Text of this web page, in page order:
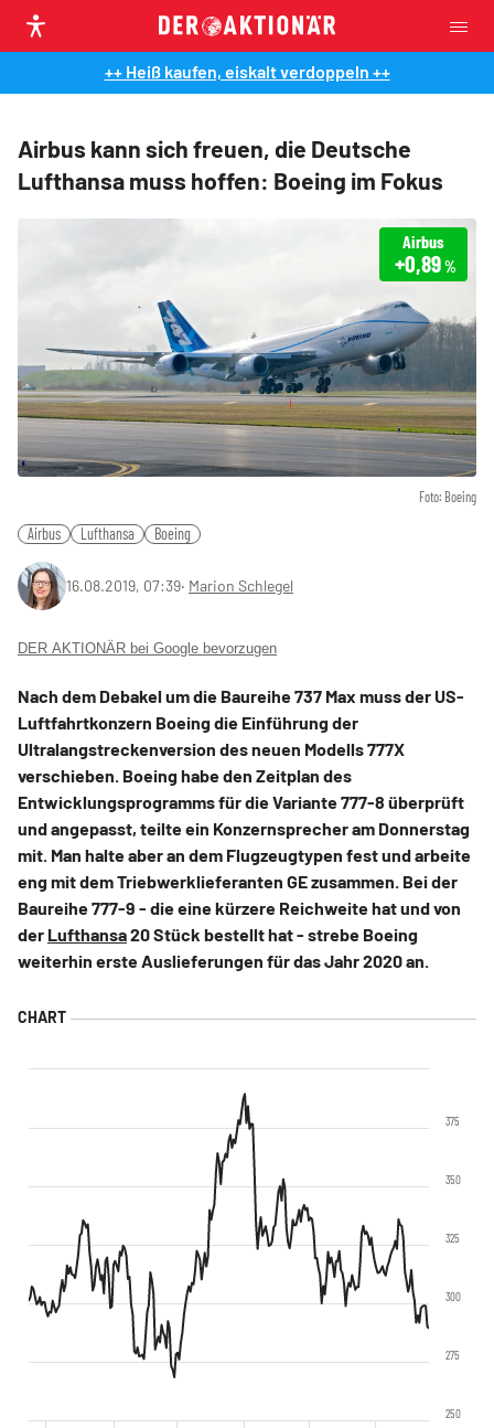
++ Heiß kaufen, eiskalt verdoppeln ++
Airbus kann sich freuen, die Deutsche
Lufthansa muss hoffen: Boeing im Fokus
Foto: Boeing
Airbus
+0,89%
Airbus Lufthansa Boeing
16.08.2019, 07:39‧ Marion Schlegel
DER AKTIONÄR bei Google bevorzugen
Nach dem Debakel um die Baureihe 737 Max muss der US-
Luftfahrtkonzern Boeing die Einführung der
Ultralangstreckenversion des neuen Modells 777X
verschieben. Boeing habe den Zeitplan des
Entwicklungsprogramms für die Variante 777-8 überprüft
und angepasst, teilte ein Konzernsprecher am Donnerstag
mit. Man halte aber an dem Flugzeugtypen fest und arbeite
eng mit dem Triebwerklieferanten GE zusammen. Bei der
Baureihe 777-9 - die eine kürzere Reichweite hat und von
der Lufthansa20 Stück bestellt hat - strebe Boeing
weiterhin erste Auslieferungen für das Jahr 2020 an.
250
275
300
325
350
375